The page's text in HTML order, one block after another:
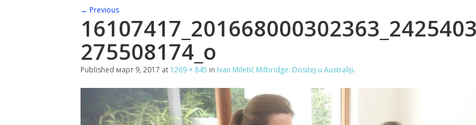
← Previous
275508174_o
Published март 9, 2017 at 1269 × 845 in Ivan Miletić Milbridge: Dositej u Australiji.